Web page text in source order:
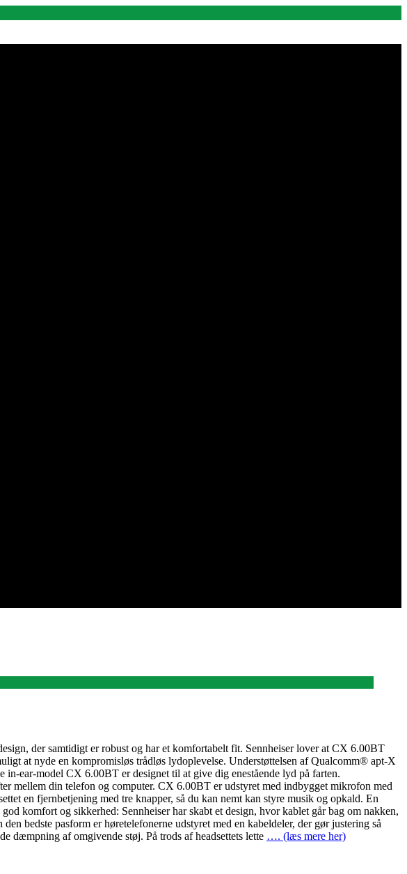
der samtidigt er robust og har et komfortabelt fit. Sennheiser lover at CX 6.00BT
at nyde en kompromisløs trådløs lydoplevelse. Understøttelsen af Qualcomm® apt-X
ear-model CX 6.00BT er designet til at give dig enestående lyd på farten.
mellem din telefon og computer. CX 6.00BT er udstyret med indbygget mikrofon med
en fjernbetjening med tre knapper, så du kan nemt kan styre musik og opkald. En
komfort og sikkerhed: Sennheiser har skabt et design, hvor kablet går bag om nakken,
bedste pasform er høretelefonerne udstyret med en kabeldeler, der gør justering så
dæmpning af omgivende støj. På trods af headsettets lette …. (læs mere her)